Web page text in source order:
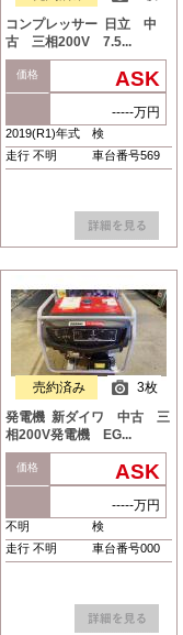
コンプレッサー 日立 中
古 三相200V 7.5...
価格 ASK
-----万円
2019(R1)年式
検
走行 不明
車台番号569
3枚
売約済み
発電機 新ダイワ 中古 三
相200V発電機 EG...
価格 ASK
-----万円
不明
検
走行 不明
車台番号000